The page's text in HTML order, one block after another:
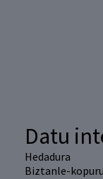
Datu
Hedadura
Biztanle-